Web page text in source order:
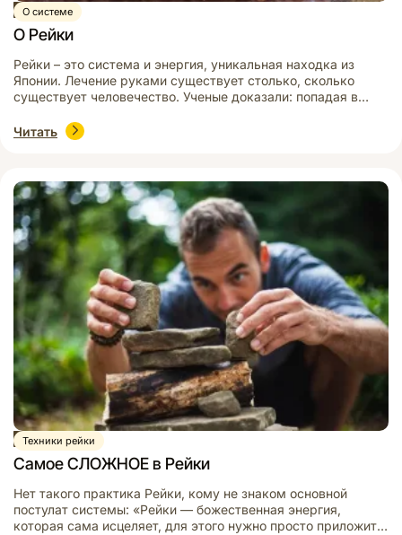
О системе
Статья
О Рейки
Рейки – это система и энергия, уникальная находка из
Японии. Лечение руками существует столько, сколько
существует человечество. Ученые доказали: попадая в
наши руки изменяют его частоту — и тем исцеляют. Из
истории известно множество одаренных целителей. Они
Читать
Техники рейки
Статья
Самое СЛОЖНОЕ в Рейки
Нет такого практика Рейки, кому не знаком основной
постулат системы: «Рейки — божественная энергия,
которая сама исцеляет, для этого нужно просто приложить